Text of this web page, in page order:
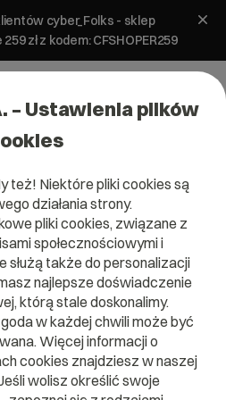
cyber_Folks - sklep
zł z kodem: CFSHOPER259
»Do jakich celów może
służyć
Serwery
sieciowego, w którym
– Ustawienia plików
też! Niektóre pliki cookies są
działania strony.
pliki cookies, związane z
społecznościowymi i
służą także do personalizacji
najlepsze doświadczenie
którą stale doskonalimy.
w każdej chwili może być
Więcej informacji o
cookies znajdziesz w naszej
wolisz określić swoje